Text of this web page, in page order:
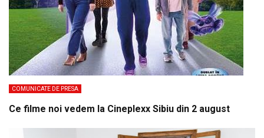
COMUNICATE DE PRESA
Ce filme noi vedem la Cineplexx Sibiu din 2 august